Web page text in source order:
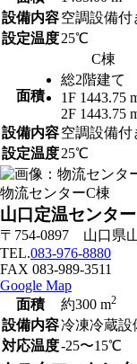
設備内容空調設備付
設定温度25℃
C棟
面積
総2階建て
1F 1443.75
2F 1443.75
設備内容空調設備付
設定温度25℃
物流センターC棟
山口定温センター
〒754-0897 山口県
TEL.083-976-8880
FAX 083-989-3511
Google Map
面積
約300 m2
設備内容冷凍冷蔵設
対応温度-25〜15℃